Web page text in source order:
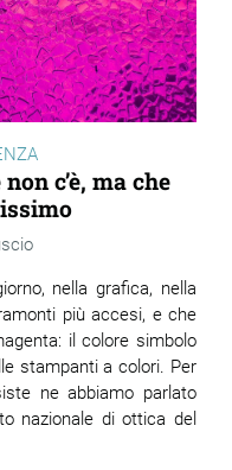
c’è, ma che
nella grafica, nella
più accesi, e che
il colore simbolo
stampanti a colori. Per
ne abbiamo parlato
nazionale di ottica del